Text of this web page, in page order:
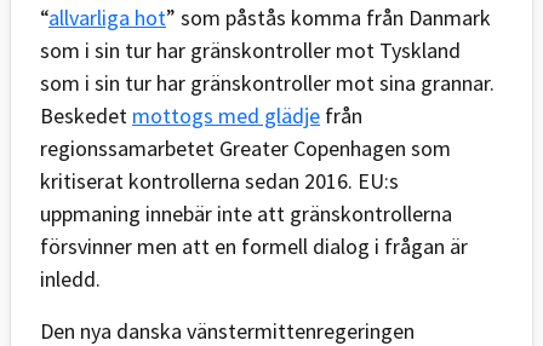
“allvarliga hot” som påstås komma från Danmark
som i sin tur har gränskontroller mot Tyskland
som i sin tur har gränskontroller mot sina grannar.
Beskedet mottogs med glädje från
regionssamarbetet Greater Copenhagen som
kritiserat kontrollerna sedan 2016. EU:s
uppmaning innebär inte att gränskontrollerna
försvinner men att en formell dialog i frågan är
inledd.
Den nya danska vänstermittenregeringen